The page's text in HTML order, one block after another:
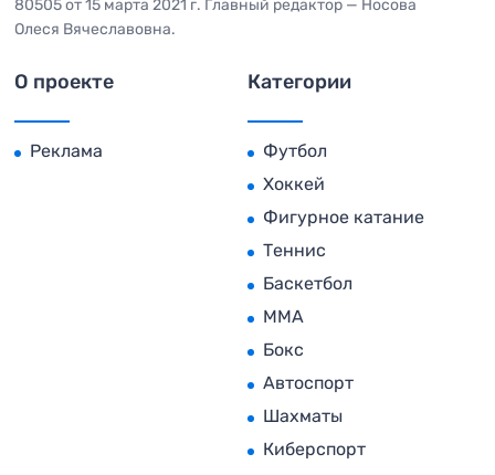
80505 от 15 марта 2021 г. Главный редактор — Носова
Олеся Вячеславовна.
О проекте
Реклама
Категории
Футбол
Хоккей
Фигурное катание
Теннис
Баскетбол
MMA
Бокс
Автоспорт
Шахматы
Киберспорт